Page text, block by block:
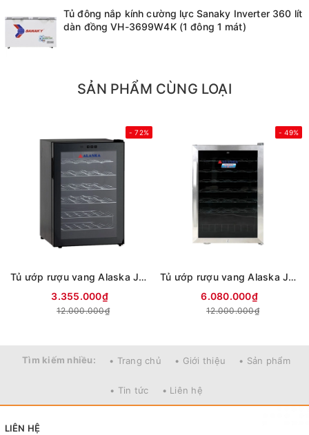
Tủ đông nắp kính cường lực Sanaky Inverter 360 lít
dàn đồng VH-3699W4K (1 đông 1 mát)
SẢN PHẨM CÙNG LOẠI
- 72%
Tủ ướp rượu vang Alaska JC-28S
3.355.000₫
12.000.000₫
- 49%
Tủ ướp rượu vang Alaska JC-48
6.080.000₫
12.000.000₫
Tìm kiếm nhiều: • Trang chủ • Giới thiệu • Sản phẩm
• Tin tức • Liên hệ
LIÊN HỆ